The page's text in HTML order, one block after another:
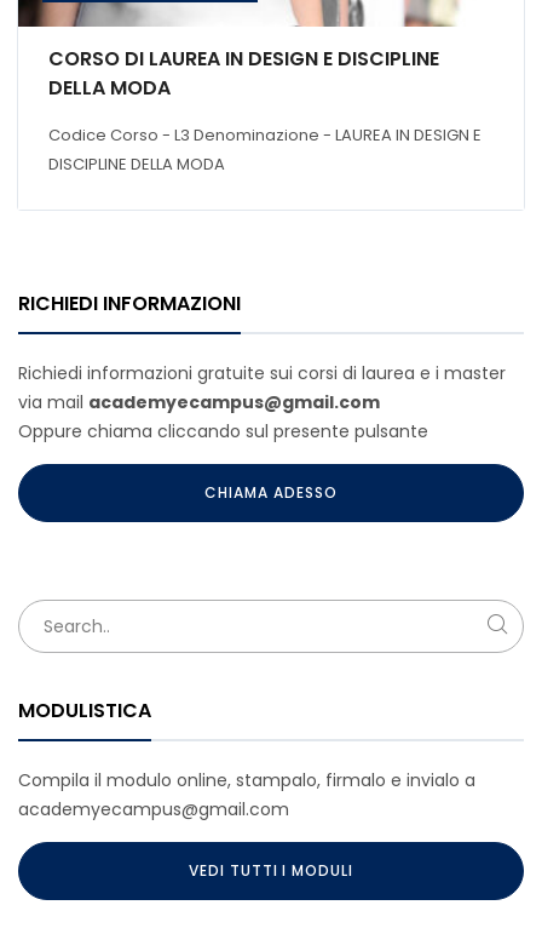
CORSO DI LAUREA IN DESIGN E DISCIPLINE
DELLA MODA
Codice Corso - L3 Denominazione - LAUREA IN DESIGN E
DISCIPLINE DELLA MODA
RICHIEDI INFORMAZIONI
Richiedi informazioni gratuite sui corsi di laurea e i master
via mail academyecampus@gmail.com
Oppure chiama cliccando sul presente pulsante
CHIAMA ADESSO
MODULISTICA
Compila il modulo online, stampalo, firmalo e invialo a
academyecampus@gmail.com
VEDI TUTTI I MODULI